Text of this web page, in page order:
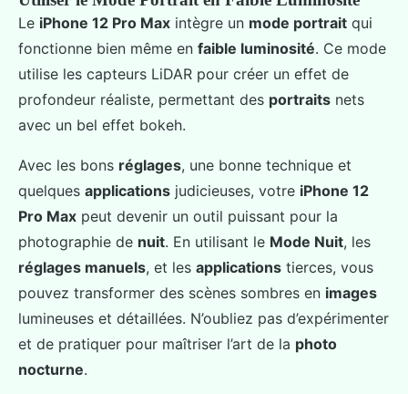
Le iPhone 12 Pro Max intègre un mode portrait qui
fonctionne bien même en faible luminosité. Ce mode
utilise les capteurs LiDAR pour créer un effet de
profondeur réaliste, permettant des portraits nets
avec un bel effet bokeh.
Avec les bons réglages, une bonne technique et
quelques applications judicieuses, votre iPhone 12
Pro Max peut devenir un outil puissant pour la
photographie de nuit. En utilisant le Mode Nuit, les
réglages manuels, et les applications tierces, vous
pouvez transformer des scènes sombres en images
lumineuses et détaillées. N’oubliez pas d’expérimenter
et de pratiquer pour maîtriser l’art de la photo
nocturne.